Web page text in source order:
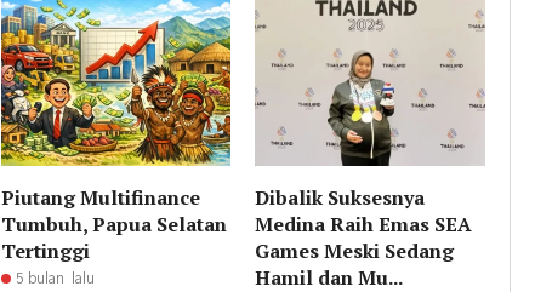
Piutang Multifinance
Tumbuh, Papua Selatan
Tertinggi
5 bulan lalu
Dibalik Suksesnya
Medina Raih Emas SEA
Games Meski Sedang
Hamil dan Mu...